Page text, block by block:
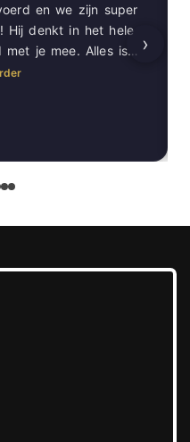
en we zijn super
Hij denkt in het hele
je mee. Alles is
voor een super
›